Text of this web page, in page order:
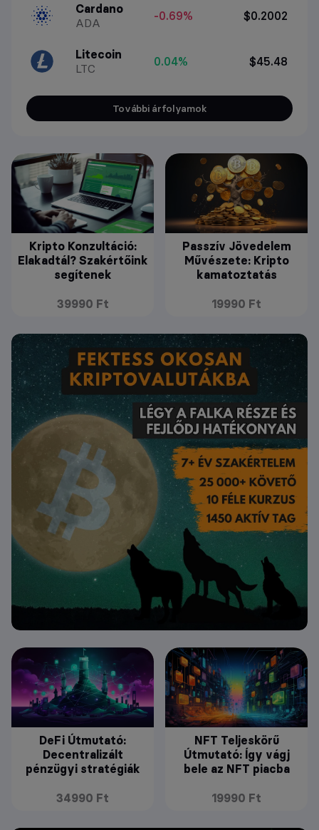
Cardano
ADA
-0.69% $0.2002
Litecoin
LTC
0.04% $45.48
További árfolyamok
Kripto Konzultáció:
Elakadtál? Szakértőink
segítenek
39990 Ft
Passzív Jövedelem
Művészete: Kripto
kamatoztatás
19990 Ft
DeFi Útmutató:
Decentralizált
pénzügyi stratégiák
34990 Ft
NFT Teljeskörű
Útmutató: Így vágj
bele az NFT piacba
19990 Ft